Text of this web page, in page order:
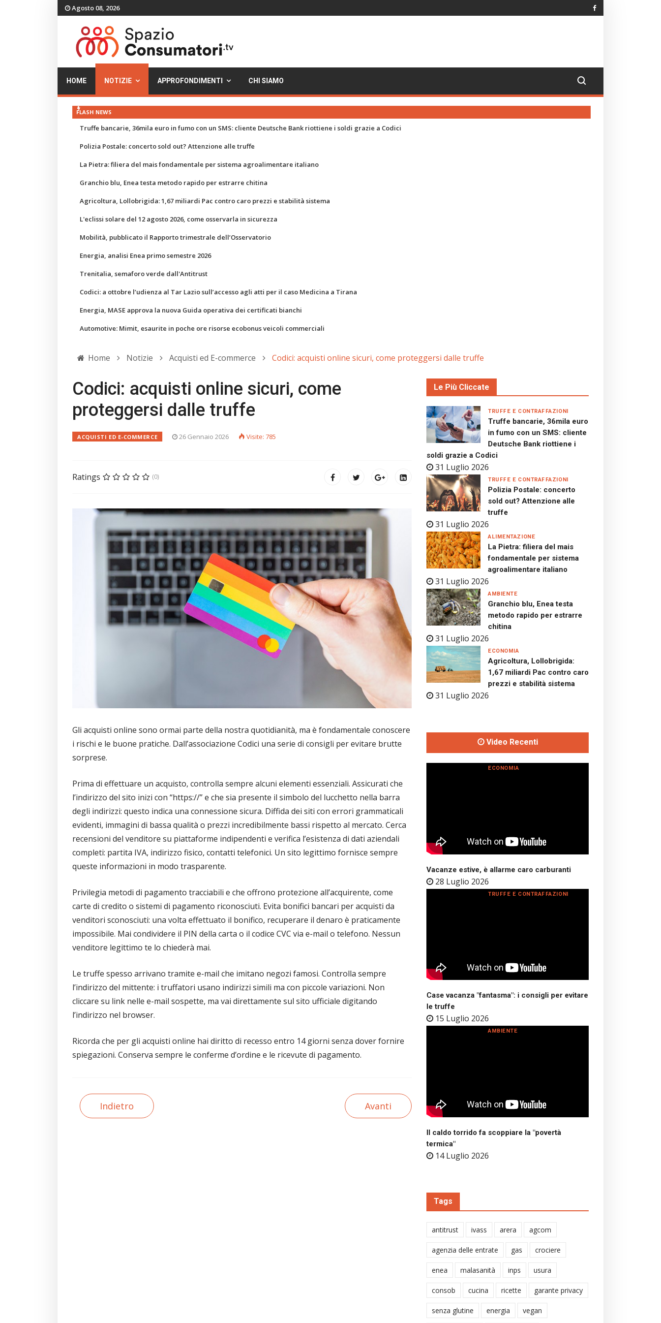
Agosto 08, 2026
HOME NOTIZIE APPROFONDIMENTI CHI SIAMO
FLASH NEWS
Truffe bancarie, 36mila euro in fumo con un SMS: cliente Deutsche Bank riottiene i soldi grazie a Codici
Polizia Postale: concerto sold out? Attenzione alle truffe
La Pietra: filiera del mais fondamentale per sistema agroalimentare italiano
Granchio blu, Enea testa metodo rapido per estrarre chitina
Agricoltura, Lollobrigida: 1,67 miliardi Pac contro caro prezzi e stabilità sistema
L'eclissi solare del 12 agosto 2026, come osservarla in sicurezza
Mobilità, pubblicato il Rapporto trimestrale dell’Osservatorio
Energia, analisi Enea primo semestre 2026
Trenitalia, semaforo verde dall'Antitrust
Codici: a ottobre l’udienza al Tar Lazio sull’accesso agli atti per il caso Medicina a Tirana
Energia, MASE approva la nuova Guida operativa dei certificati bianchi
Automotive: Mimit, esaurite in poche ore risorse ecobonus veicoli commerciali
Home Notizie Acquisti ed E-commerce Codici: acquisti online sicuri, come proteggersi dalle truffe
Codici: acquisti online sicuri, come
proteggersi dalle truffe
ACQUISTI ED E-COMMERCE 26 Gennaio 2026 Visite: 785
Ratings (0)
Gli acquisti online sono ormai parte della nostra quotidianità, ma è fondamentale conoscere
i rischi e le buone pratiche. Dall’associazione Codici una serie di consigli per evitare brutte
sorprese.
Prima di effettuare un acquisto, controlla sempre alcuni elementi essenziali. Assicurati che
l’indirizzo del sito inizi con “https://” e che sia presente il simbolo del lucchetto nella barra
degli indirizzi: questo indica una connessione sicura. Diffida dei siti con errori grammaticali
evidenti, immagini di bassa qualità o prezzi incredibilmente bassi rispetto al mercato. Cerca
recensioni del venditore su piattaforme indipendenti e verifica l’esistenza di dati aziendali
completi: partita IVA, indirizzo fisico, contatti telefonici. Un sito legittimo fornisce sempre
queste informazioni in modo trasparente.
Privilegia metodi di pagamento tracciabili e che offrono protezione all’acquirente, come
carte di credito o sistemi di pagamento riconosciuti. Evita bonifici bancari per acquisti da
venditori sconosciuti: una volta effettuato il bonifico, recuperare il denaro è praticamente
impossibile. Mai condividere il PIN della carta o il codice CVC via e-mail o telefono. Nessun
venditore legittimo te lo chiederà mai.
Le truffe spesso arrivano tramite e-mail che imitano negozi famosi. Controlla sempre
l’indirizzo del mittente: i truffatori usano indirizzi simili ma con piccole variazioni. Non
cliccare su link nelle e-mail sospette, ma vai direttamente sul sito ufficiale digitando
l’indirizzo nel browser.
Ricorda che per gli acquisti online hai diritto di recesso entro 14 giorni senza dover fornire
spiegazioni. Conserva sempre le conferme d’ordine e le ricevute di pagamento.
Indietro Avanti
Le Più Cliccate
Truffe bancarie, 36mila euro
in fumo con un SMS: cliente
Deutsche Bank riottiene i
soldi grazie a Codici
31 Luglio 2026
TRUFFE E CONTRAFFAZIONI
Polizia Postale: concerto
sold out? Attenzione alle
truffe
31 Luglio 2026
TRUFFE E CONTRAFFAZIONI
La Pietra: filiera del mais
fondamentale per sistema
agroalimentare italiano
31 Luglio 2026
ALIMENTAZIONE
Granchio blu, Enea testa
metodo rapido per estrarre
chitina
31 Luglio 2026
AMBIENTE
Agricoltura, Lollobrigida:
1,67 miliardi Pac contro caro
prezzi e stabilità sistema
31 Luglio 2026
ECONOMIA
Video Recenti
Vacanze estive, è allarme caro carburanti
28 Luglio 2026
ECONOMIA
Case vacanza "fantasma": i consigli per evitare
le truffe
15 Luglio 2026
TRUFFE E CONTRAFFAZIONI
Il caldo torrido fa scoppiare la "povertà
termica"
14 Luglio 2026
AMBIENTE
Tags
antitrust ivass arera agcom
agenzia delle entrate gas crociere
enea malasanità inps usura
consob cucina ricette garante privacy
senza glutine energia vegan